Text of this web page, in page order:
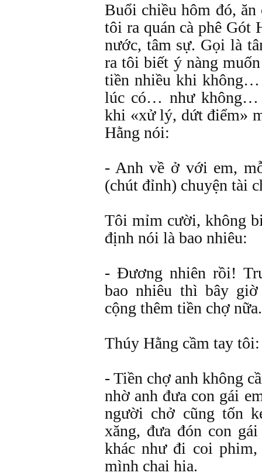
Buổi chiều hôm đó,
tôi ra quán cà phê Gót
nước, tâm sự. Gọi là
ra tôi biết ý nàng
tiền nhiều khi
lúc có… như không…
khi «xử lý, dứt điểm»
Hằng nói:
- Anh về ở với em,
(chút đỉnh) chuyện tài
Tôi mỉm cười, không
định nói là bao nhiêu:
- Đương nhiên rồi!
bao nhiêu thì bây
cộng thêm tiền chợ
Thúy Hằng cầm tay tôi:
- Tiền chợ anh không
nhờ anh đưa con gái
người chở cũng tốn
xăng, đưa đón con
khác như đi coi
mình chai hia.